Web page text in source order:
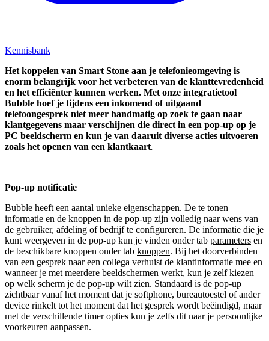
Kennisbank
Het koppelen van Smart Stone aan je telefonieomgeving is
enorm belangrijk voor het verbeteren van de klanttevredenheid
en het efficiënter kunnen werken. Met onze integratietool
Bubble hoef je tijdens een inkomend of uitgaand
telefoongesprek niet meer handmatig op zoek te gaan naar
klantgegevens maar verschijnen die direct in een pop-up op je
PC beeldscherm en kun je van daaruit diverse acties uitvoeren
zoals het openen van een klantkaart
Pop-up notificatie
Bubble heeft een aantal unieke eigenschappen. De te tonen
informatie en de knoppen in de pop-up zijn volledig naar wens van
de gebruiker, afdeling of bedrijf te configureren. De informatie die je
kunt weergeven in de pop-up kun je vinden onder tab parameters en
de beschikbare knoppen onder tab knoppen. Bij het doorverbinden
van een gesprek naar een collega verhuist de klantinformatie mee en
wanneer je met meerdere beeldschermen werkt, kun je zelf kiezen
op welk scherm je de pop-up wilt zien. Standaard is de pop-up
zichtbaar vanaf het moment dat je softphone, bureautoestel of ander
device rinkelt tot het moment dat het gesprek wordt beëindigd, maar
met de verschillende timer opties kun je zelfs dit naar je persoonlijke
voorkeuren aanpassen.